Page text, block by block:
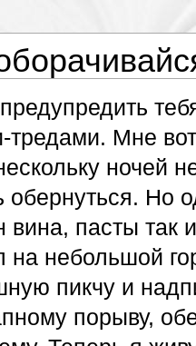
тредами. Мне
ночей
обернуться. Но
вина, пасты так
на небольшой
пикчу и
порыву,